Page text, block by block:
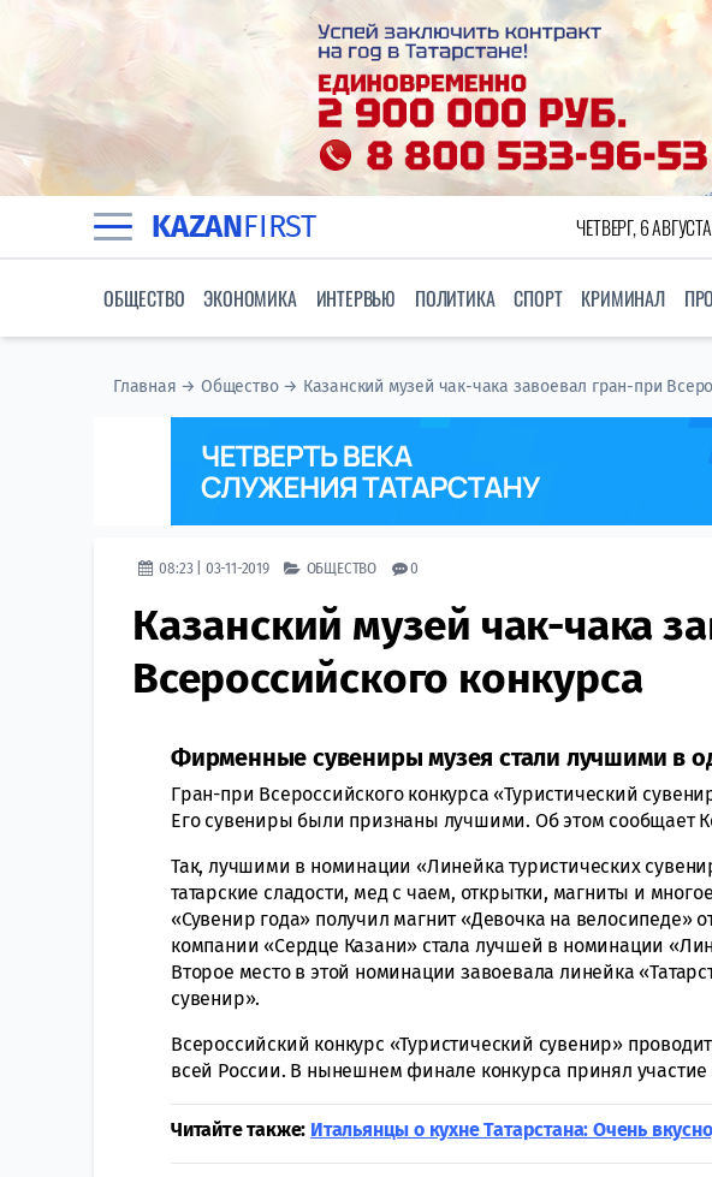
KAZANFIRST ЧЕТВЕРГ, 6
ОБЩЕСТВО ЭКОНОМИКА ИНТЕРВЬЮ ПОЛИТИКА СПОРТ КРИМИНАЛ
Главная →Общество→ Казанский музей чак-чака завоевал гран-при
08:23 | 03-11-2019 ОБЩЕСТВО 0
Казанский музей чак-чака
Всероссийского конкурса
Фирменные сувениры музея стали лучшими в
Гран-при Всероссийского конкурса «Туристический
Его сувениры были признаны лучшими. Об этом сообщает
Так, лучшими в номинации «Линейка туристических
татарские сладости, мед с чаем, открытки, магниты и
«Сувенир года» получил магнит «Девочка на велосипеде»
компании «Сердце Казани» стала лучшей в номинации
Второе место в этой номинации завоевала линейка
сувенир».
Всероссийский конкурс «Туристический сувенир»
всей России. В нынешнем финале конкурса принял участие
Читайте также: Итальянцы о кухне Татарстана: Очень